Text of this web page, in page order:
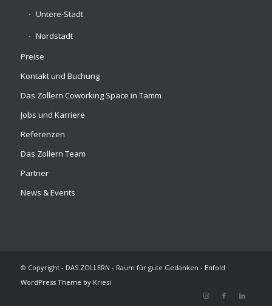
Untere-Stadt
Nordstadt
Preise
Kontakt und Buchung
Das Zollern Coworking Space in Tamm
Jobs und Karriere
Referenzen
Das Zollern Team
Partner
News & Events
© Copyright - DAS ZOLLERN - Raum für gute Gedanken - Enfold
WordPress Theme by Kriesi